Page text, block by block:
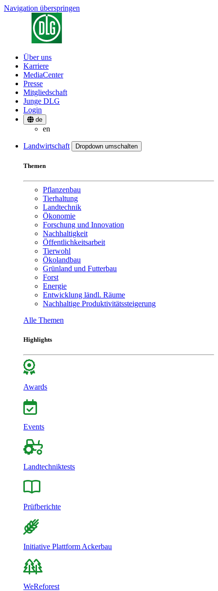
Navigation überspringen
Über uns
Karriere
MediaCenter
Presse
Mitgliedschaft
Junge DLG
Login
de
en
Landwirtschaft Dropdown umschalten
Themen
Pflanzenbau
Tierhaltung
Landtechnik
Ökonomie
Forschung und Innovation
Nachhaltigkeit
Öffentlichkeitsarbeit
Tierwohl
Ökolandbau
Grünland und Futterbau
Forst
Energie
Entwicklung ländl. Räume
Nachhaltige Produktivitätssteigerung
Alle Themen
Highlights
Awards
Events
Landtechniktests
Prüfberichte
Initiative Plattform Ackerbau
WeReforest